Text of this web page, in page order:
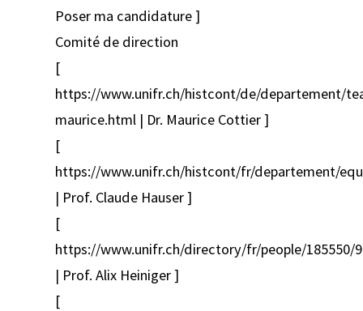
Poser ma candidature ]
Comité de direction
[
https://www.unifr.ch/histcont/de/departement/
maurice.html | Dr. Maurice Cottier ]
[
https://www.unifr.ch/histcont/fr/departement/
| Prof. Claude Hauser ]
[
https://www.unifr.ch/directory/fr/people/185550/
| Prof. Alix Heiniger ]
[